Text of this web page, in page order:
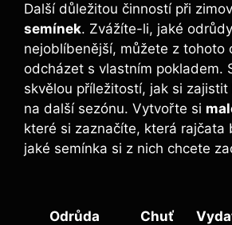
Další důležitou činností ⁣při
semínek. Zvážíte-li, jaké​
‍nejoblíbenější, můžete z tohoto
odcházet​ s vlastním pokladem.
skvělou příležitostí, jak si
na další sezónu.⁤ Vytvořte si
které si zaznačíte, která rajčata
jaké ‌semínka⁢ si z nich chcete
Odrůda Chuť